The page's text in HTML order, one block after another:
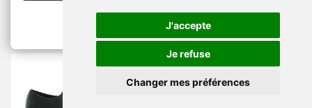
J'accepte
Je refuse
Changer mes préférences